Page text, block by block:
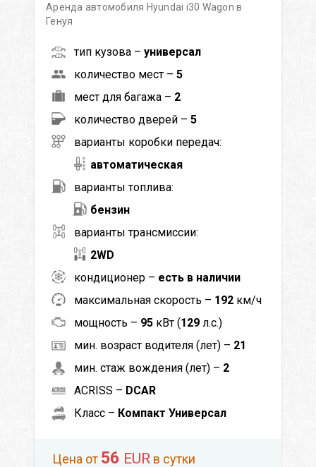
Аренда автомобиля Hyundai i30 Wagon в
Генуя
тип кузова – универсал
количество мест – 5
мест для багажа – 2
количество дверей – 5
варианты коробки передач:
автоматическая
варианты топлива:
бензин
варианты трансмиссии:
2WD
кондиционер – есть в наличии
максимальная скорость – 192 км/ч
мощность – 95 кВт (129 л.с.)
мин. возраст водителя (лет) – 21
мин. стаж вождения (лет) – 2
ACRISS – DCAR
Класс – Компакт Универсал
Цена от 56 EUR в сутки